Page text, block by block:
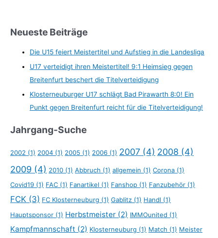
Neueste Beiträge
Die U15 feiert Meistertitel und Aufstieg in die Landesliga
U17 verteidigt ihren Meistertitel! 9:1 Heimsieg gegen
Breitenfurt beschert die Titelverteidigung
Klosterneuburger U17 schlägt Bad Pirawarth 8:0! Ein
Punkt gegen Breitenfurt reicht für die Titelverteidigung!
Jahrgang-Suche
2002 (1) 2004 (1) 2005 (1) 2006 (1) 2007 (4) 2008 (4)
2009 (4) 2010 (1) Abbruch (1) allgemein (1) Corona (1)
Covid19 (1) FAC (1) Fanartikel (1) Fanshop (1) Fanzubehör (1)
FCK (3) FC Klosterneuburg (1) Gablitz (1) Handl (1)
Hauptsponsor (1) Herbstmeister (2) IMMOunited (1)
Kampfmannschaft (2) Klosterneuburg (1) Match (1) Meister